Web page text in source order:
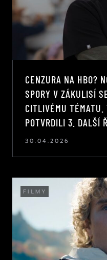
CENZURA NA HBO?
SPORY V ZÁKULISÍ
CITLIVÉMU
POTVRDILI 3. DALŠÍ
30.04.2026
FILMY